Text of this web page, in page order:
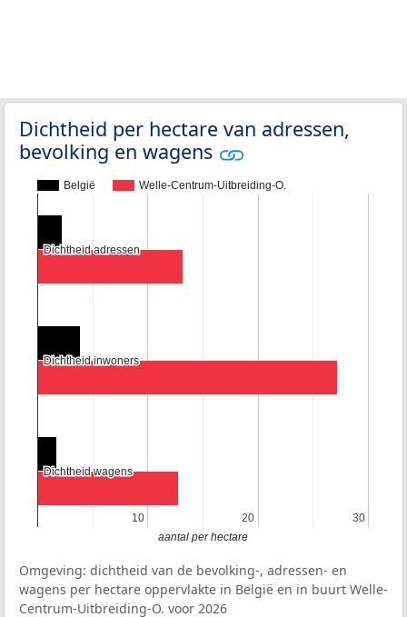
Dichtheid per hectare van adressen,
bevolking en wagens
België Welle-Centrum-Uitbreiding-O.
10
10 20
20 30
30
Dichtheid adressen
Dichtheid adressen
Dichtheid inwoners
Dichtheid inwoners
Dichtheid wagens
Dichtheid wagens
aantal per hectare
Omgeving: dichtheid van de bevolking-, adressen- en
wagens per hectare oppervlakte in België en in buurt Welle-
Centrum-Uitbreiding-O. voor 2026